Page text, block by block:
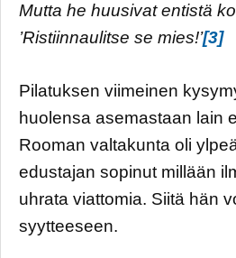
Mutta he huusivat entistä
’Ristiinnaulitse se mies!’[3]
Pilatuksen viimeinen
huolensa asemastaan lain
Rooman valtakunta oli
edustajan sopinut millään
uhrata viattomia. Siitä hän
syytteeseen.